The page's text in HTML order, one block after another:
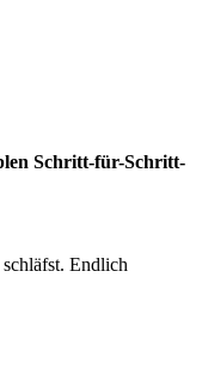
Schritt-für-Schritt-
Endlich